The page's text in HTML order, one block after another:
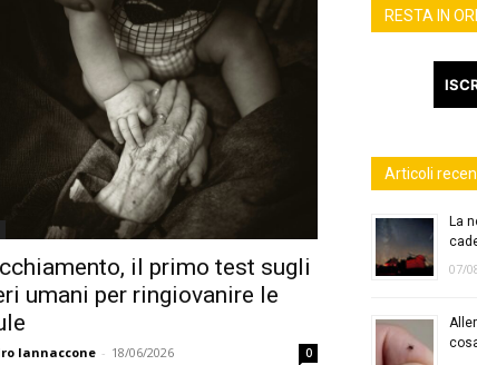
il primo test sugli
umani per ringiovanire le
Iannaccone - 18/06/2026 0
RESTA IN
Articoli
La
07/